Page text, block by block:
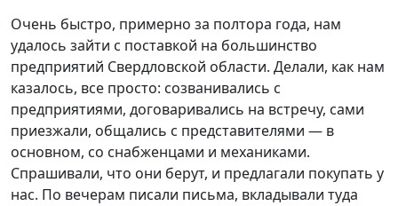
Очень быстро, примерно за полтора года, нам
удалось зайти с поставкой на большинство
предприятий Свердловской области. Делали, как нам
казалось, все просто: созванивались с
предприятиями, договаривались на встречу, сами
приезжали, общались с представителями — в
основном, со снабженцами и механиками.
Спрашивали, что они берут, и предлагали покупать у
нас. По вечерам писали письма, вкладывали туда